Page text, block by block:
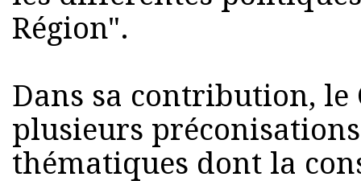
Région".
Dans sa contribution, le
plusieurs
thématiques dont la